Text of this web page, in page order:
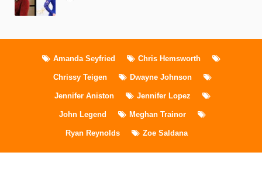
Amanda Seyfried Chris Hemsworth
Chrissy Teigen Dwayne Johnson
Jennifer Aniston Jennifer Lopez
John Legend Meghan Trainor
Ryan Reynolds Zoe Saldana